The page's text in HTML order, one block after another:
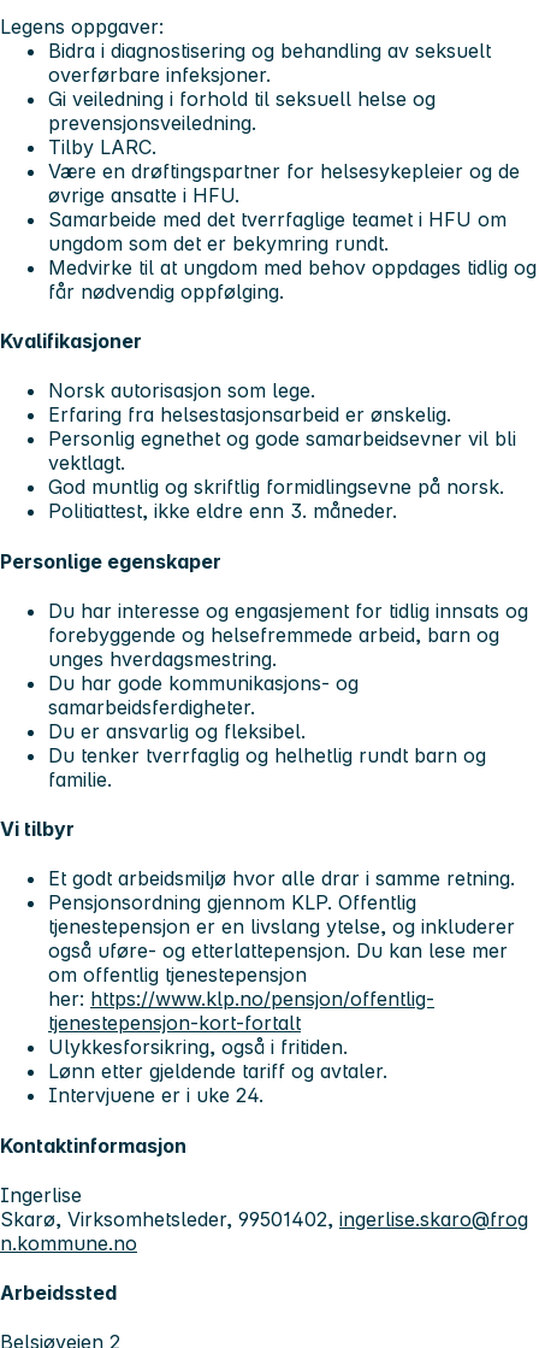
Legens oppgaver:
Bidra i diagnostisering og behandling av seksuelt
overførbare infeksjoner.
Gi veiledning i forhold til seksuell helse og
prevensjonsveiledning.
Tilby LARC.
Være en drøftingspartner for helsesykepleier og de
øvrige ansatte i HFU.
Samarbeide med det tverrfaglige teamet i HFU om
ungdom som det er bekymring rundt.
Medvirke til at ungdom med behov oppdages tidlig og
får nødvendig oppfølging.
Kvalifikasjoner
Norsk autorisasjon som lege.
Erfaring fra helsestasjonsarbeid er ønskelig.
Personlig egnethet og gode samarbeidsevner vil bli
vektlagt.
God muntlig og skriftlig formidlingsevne på norsk.
Politiattest, ikke eldre enn 3. måneder.
Personlige egenskaper
Du har interesse og engasjement for tidlig innsats og
forebyggende og helsefremmede arbeid, barn og
unges hverdagsmestring.
Du har gode kommunikasjons- og
samarbeidsferdigheter.
Du er ansvarlig og fleksibel.
Du tenker tverrfaglig og helhetlig rundt barn og
familie.
Vi tilbyr
Et godt arbeidsmiljø hvor alle drar i samme retning.
Pensjonsordning gjennom KLP. Offentlig
tjenestepensjon er en livslang ytelse, og inkluderer
også uføre- og etterlattepensjon. Du kan lese mer
om offentlig tjenestepensjon
her: https://www.klp.no/pensjon/offentlig-
tjenestepensjon-kort-fortalt
Ulykkesforsikring, også i fritiden.
Lønn etter gjeldende tariff og avtaler.
Intervjuene er i uke 24.
Kontaktinformasjon
Ingerlise
Skarø, Virksomhetsleder, 99501402, ingerlise.skaro@frog
n.kommune.no
Arbeidssted
Belsjøveien 2